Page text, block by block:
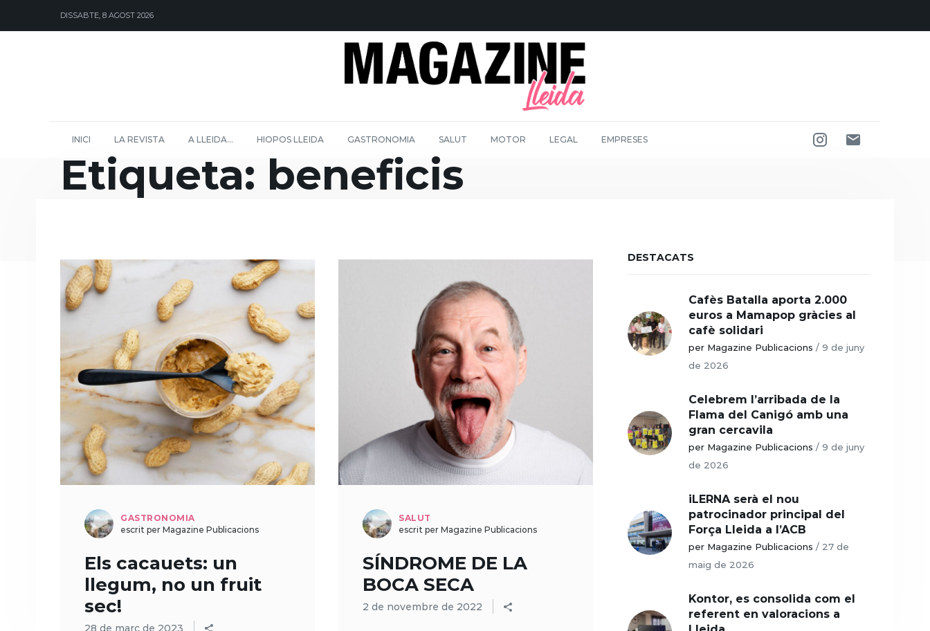
DISSABTE, 8 AGOST 2026
INICI LA REVISTA A LLEIDA… HIOPOS LLEIDA GASTRONOMIA SALUT MOTOR LEGAL EMPRESES
Etiqueta: beneficis
GASTRONOMIA
escrit per Magazine Publicacions
Els cacauets: un
llegum, no un fruit
sec!
SALUT
escrit per Magazine Publicacions
SÍNDROME DE LA
BOCA SECA
2 de novembre de 2022
DESTACATS
Cafès Batalla aporta 2.000
euros a Mamapop gràcies al
cafè solidari
per Magazine Publicacions / 9 de juny
de 2026
Celebrem l’arribada de la
Flama del Canigó amb una
gran cercavila
per Magazine Publicacions / 9 de juny
de 2026
iLERNA serà el nou
patrocinador principal del
Força Lleida a l’ACB
per Magazine Publicacions / 27 de
maig de 2026
Kontor, es consolida com el
referent en valoracions a